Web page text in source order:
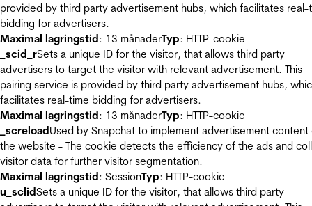
provided by third party advertisement hubs, which facilitates real-
bidding for advertisers.
Maximal lagringstid: 13 månaderTyp: HTTP-cookie
_scid_rSets a unique ID for the visitor, that allows third party
advertisers to target the visitor with relevant advertisement. This
pairing service is provided by third party advertisement hubs,
facilitates real-time bidding for advertisers.
Maximal lagringstid: 13 månaderTyp: HTTP-cookie
_screloadUsed by Snapchat to implement advertisement content
the website - The cookie detects the efficiency of the ads and
visitor data for further visitor segmentation.
Maximal lagringstid: SessionTyp: HTTP-cookie
u_sclidSets a unique ID for the visitor, that allows third party